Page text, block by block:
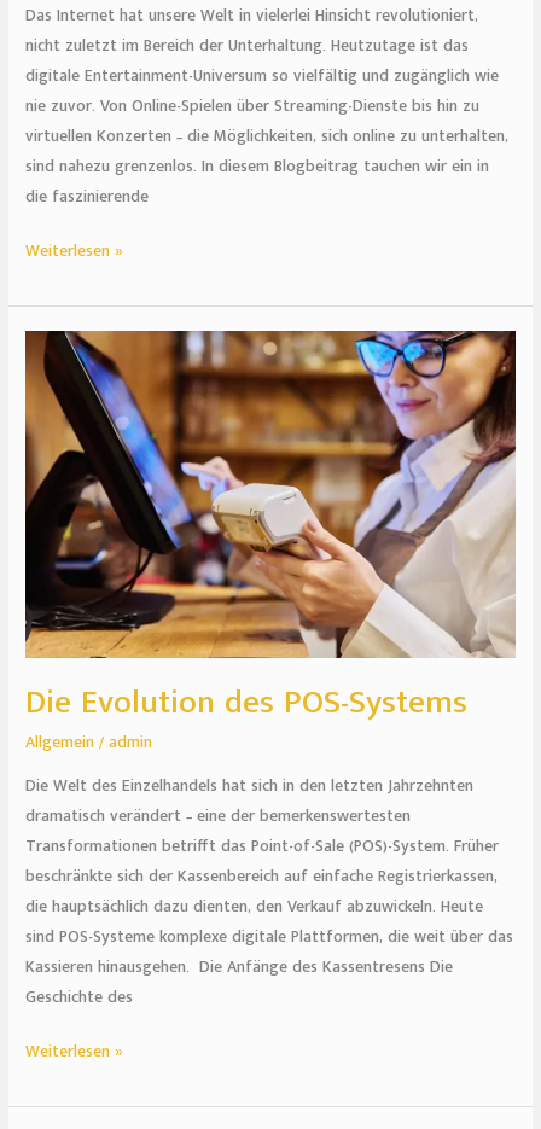
Das Internet hat unsere Welt in vielerlei Hinsicht revolutioniert,
nicht zuletzt im Bereich der Unterhaltung. Heutzutage ist das
digitale Entertainment-Universum so vielfältig und zugänglich wie
nie zuvor. Von Online-Spielen über Streaming-Dienste bis hin zu
virtuellen Konzerten – die Möglichkeiten, sich online zu unterhalten,
sind nahezu grenzenlos. In diesem Blogbeitrag tauchen wir ein in
die faszinierende
Weiterlesen »
Die Evolution des POS-Systems
Allgemein/admin
Die Welt des Einzelhandels hat sich in den letzten Jahrzehnten
dramatisch verändert – eine der bemerkenswertesten
Transformationen betrifft das Point-of-Sale (POS)-System. Früher
beschränkte sich der Kassenbereich auf einfache Registrierkassen,
die hauptsächlich dazu dienten, den Verkauf abzuwickeln. Heute
sind POS-Systeme komplexe digitale Plattformen, die weit über das
Kassieren hinausgehen. Die Anfänge des Kassentresens Die
Geschichte des
Die
Evolution
POS-
Systems
Weiterlesen »